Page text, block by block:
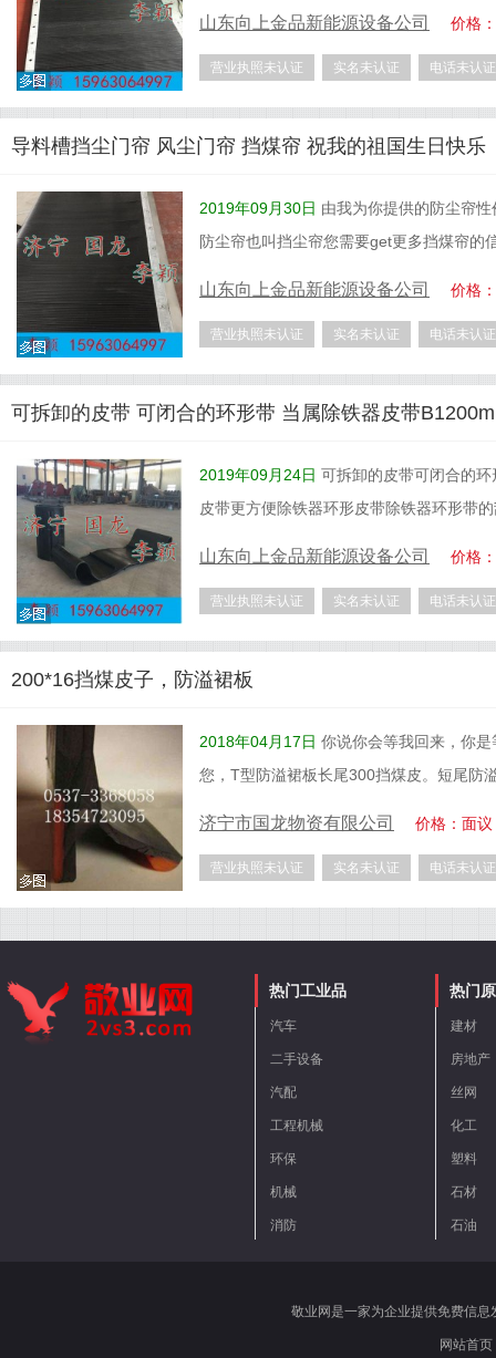
山东向上金品新能源设备公司 价格
营业执照未认证 实名未认证 电话未认证
导料槽挡尘门帘 风尘门帘 挡煤帘 祝我的祖国生日快乐
2019年09月30日 由我为你提供的防尘帘
防尘帘也叫挡尘帘您需要get更多挡煤帘的
山东向上金品新能源设备公司 价格
营业执照未认证 实名未认证 电话未认证
可拆卸的皮带 可闭合的环形带 当属除铁器皮带
2019年09月24日 可拆卸的皮带可闭合的
皮带更方便除铁器环形皮带除铁器环形带
山东向上金品新能源设备公司 价格
营业执照未认证 实名未认证 电话未认证
200*16挡煤皮子，防溢裙板
2018年04月17日 你说你会等我回来，你
您，T型防溢裙板长尾300挡煤皮。短尾防
济宁市国龙物资有限公司 价格：面议
营业执照未认证 实名未认证 电话未认证
热门工业品
汽车
二手设备
汽配
工程机械
环保
机械
消防
热门
建材
房地产
丝网
化工
塑料
石材
石油
敬业网是一家为企业提供免费信
网站首页